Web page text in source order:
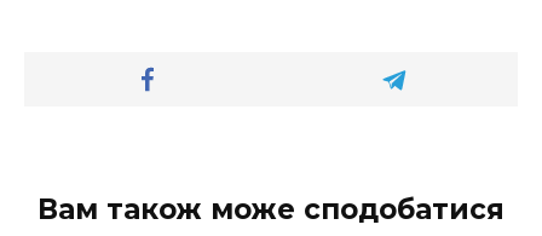
Вам також може сподобатися